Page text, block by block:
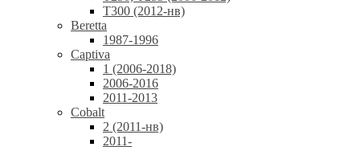
T300 (2012-нв)
Beretta
1987-1996
Captiva
1 (2006-2018)
2006-2016
2011-2013
Cobalt
2 (2011-нв)
2011-